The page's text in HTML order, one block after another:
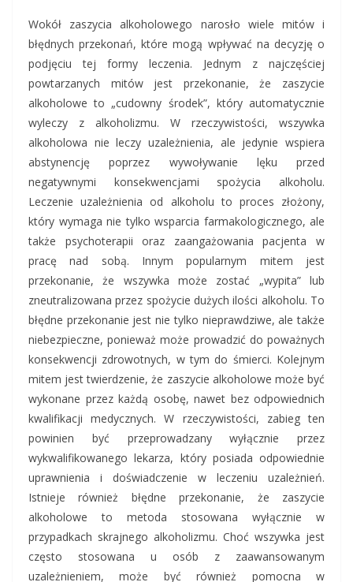
Wokół zaszycia alkoholowego narosło wiele mitów i
błędnych przekonań, które mogą wpływać na decyzję o
podjęciu tej formy leczenia. Jednym z najczęściej
powtarzanych mitów jest przekonanie, że zaszycie
alkoholowe to „cudowny środek”, który automatycznie
wyleczy z alkoholizmu. W rzeczywistości, wszywka
alkoholowa nie leczy uzależnienia, ale jedynie wspiera
abstynencję poprzez wywoływanie lęku przed
negatywnymi konsekwencjami spożycia alkoholu.
Leczenie uzależnienia od alkoholu to proces złożony,
który wymaga nie tylko wsparcia farmakologicznego, ale
także psychoterapii oraz zaangażowania pacjenta w
pracę nad sobą. Innym popularnym mitem jest
przekonanie, że wszywka może zostać „wypita” lub
zneutralizowana przez spożycie dużych ilości alkoholu. To
błędne przekonanie jest nie tylko nieprawdziwe, ale także
niebezpieczne, ponieważ może prowadzić do poważnych
konsekwencji zdrowotnych, w tym do śmierci. Kolejnym
mitem jest twierdzenie, że zaszycie alkoholowe może być
wykonane przez każdą osobę, nawet bez odpowiednich
kwalifikacji medycznych. W rzeczywistości, zabieg ten
powinien być przeprowadzany wyłącznie przez
wykwalifikowanego lekarza, który posiada odpowiednie
uprawnienia i doświadczenie w leczeniu uzależnień.
Istnieje również błędne przekonanie, że zaszycie
alkoholowe to metoda stosowana wyłącznie w
przypadkach skrajnego alkoholizmu. Choć wszywka jest
często stosowana u osób z zaawansowanym
uzależnieniem, może być również pomocna w